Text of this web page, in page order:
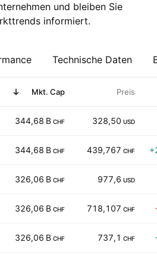
und bleiben Sie
informiert.
Technische Daten
Mkt. Cap Preis
344,68 B CHF 328,50 USD
344,68 B CHF 439,767 CHF
326,06 B CHF 977,6 USD
326,06 B CHF 718,107 CHF
326,06 B CHF 737,1 CHF